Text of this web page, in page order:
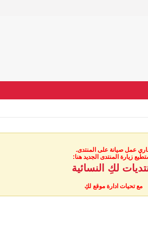
عمل صيانة على المنتدى.
زيارة المنتدى الجديد هنا:
لكِ النسائية
مع تحيات ادارة موقع لكِ